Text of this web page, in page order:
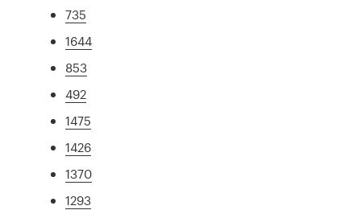
735
1644
853
492
1475
1426
1370
1293